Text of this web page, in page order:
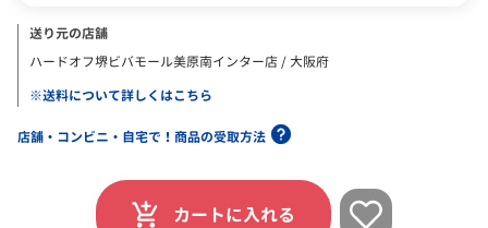
送り元の店舗
ハードオフ堺ビバモール美原南インター店 / 大阪府
※送料について詳しくはこちら
店舗・コンビニ・自宅で！商品の受取方法
カートに入れる